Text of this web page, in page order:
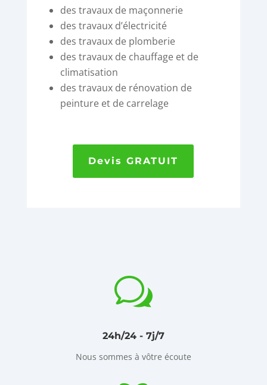
des travaux de maçonnerie
des travaux d’électricité
des travaux de plomberie
des travaux de chauffage et de
climatisation
des travaux de rénovation de
peinture et de carrelage
Devis GRATUIT
w
24h/24 - 7j/7
Nous sommes à vôtre écoute